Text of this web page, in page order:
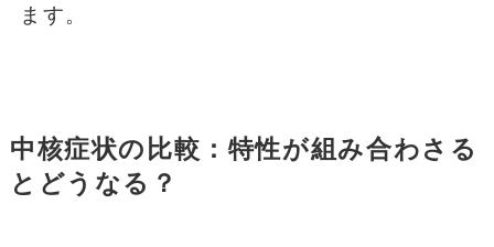
ます。
中核症状の比較：特性が組み合わさる
とどうなる？